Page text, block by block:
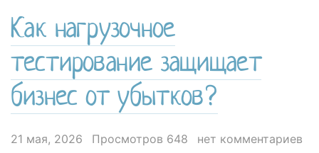
Как нагрузочное
тестирование защищает
бизнес от убытков?
21 мая, 2026 Просмотров 648
нет комментариев